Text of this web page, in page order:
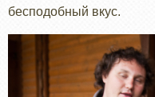
бесподобный вкус.